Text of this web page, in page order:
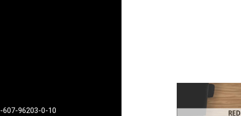
607-96203-0-10
Imagen de portada